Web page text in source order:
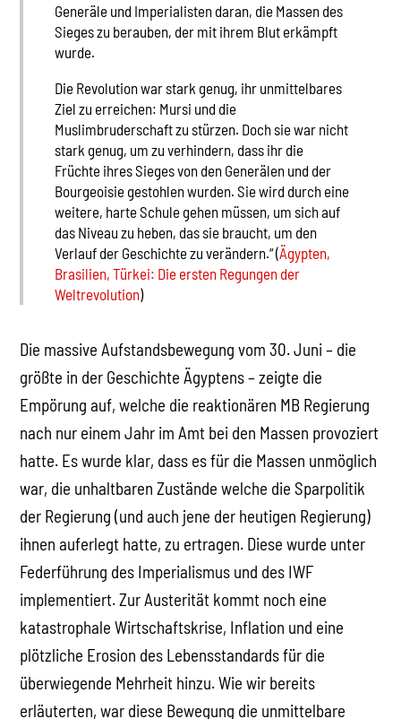
Generäle und Imperialisten daran, die Massen des
Sieges zu berauben, der mit ihrem Blut erkämpft
wurde.
Die Revolution war stark genug, ihr unmittelbares
Ziel zu erreichen: Mursi und die
Muslimbruderschaft zu stürzen. Doch sie war nicht
stark genug, um zu verhindern, dass ihr die
Früchte ihres Sieges von den Generälen und der
Bourgeoisie gestohlen wurden. Sie wird durch eine
weitere, harte Schule gehen müssen, um sich auf
das Niveau zu heben, das sie braucht, um den
Verlauf der Geschichte zu verändern.“ (Ägypten,
Brasilien, Türkei: Die ersten Regungen der
Weltrevolution)
Die massive Aufstandsbewegung vom 30. Juni – die
größte in der Geschichte Ägyptens – zeigte die
Empörung auf, welche die reaktionären MB Regierung
nach nur einem Jahr im Amt bei den Massen provoziert
hatte. Es wurde klar, dass es für die Massen unmöglich
war, die unhaltbaren Zustände welche die Sparpolitik
der Regierung (und auch jene der heutigen Regierung)
ihnen auferlegt hatte, zu ertragen. Diese wurde unter
Federführung des Imperialismus und des IWF
implementiert. Zur Austerität kommt noch eine
katastrophale Wirtschaftskrise, Inflation und eine
plötzliche Erosion des Lebensstandards für die
überwiegende Mehrheit hinzu. Wie wir bereits
erläuterten, war diese Bewegung die unmittelbare